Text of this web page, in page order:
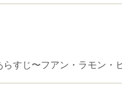
すじ〜フアン・ラモン・